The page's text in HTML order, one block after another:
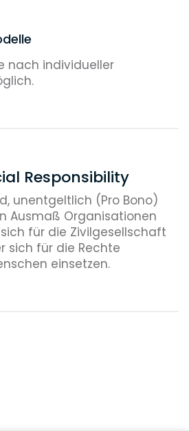
nach individueller
Responsibility
unentgeltlich (Pro Bono)
Ausmaß Organisationen
für die Zivilgesellschaft
sich für die Rechte
einsetzen.